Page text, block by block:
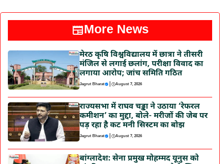
More News
मेरठ कृषि विश्वविद्यालय में छात्रा ने तीसरी
मंजिल से लगाई छलांग, परीक्षा विवाद का
लगाया आरोप; जांच समिति गठित
Jagrut Bharat | August 7, 2026
राज्यसभा में राघव चड्ढा ने उठाया ‘रेफरल
कमीशन’ का मुद्दा, बोले- मरीजों की जेब पर
पड़ रहा है कट मनी सिस्टम का बोझ
Jagrut Bharat | August 7, 2026
बांग्लादेश: सेना प्रमुख मोहम्मद यूनुस को